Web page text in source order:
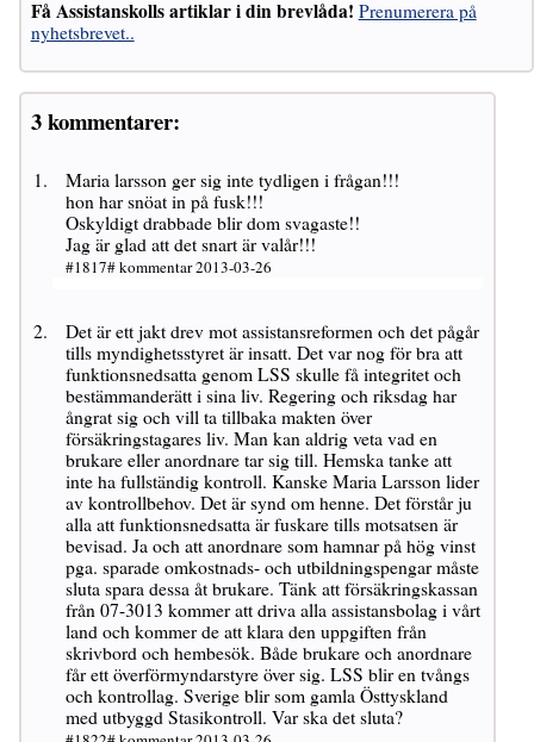
Få Assistanskolls artiklar i din brevlåda! Prenumerera på
nyhetsbrevet..
3 kommentarer:
Maria larsson ger sig inte tydligen i frågan!!!
hon har snöat in på fusk!!!
Oskyldigt drabbade blir dom svagaste!!
Jag är glad att det snart är valår!!!
#1817# kommentar 2013-03-26
Det är ett jakt drev mot assistansreformen och det pågår
tills myndighetsstyret är insatt. Det var nog för bra att
funktionsnedsatta genom LSS skulle få integritet och
bestämmanderätt i sina liv. Regering och riksdag har
ångrat sig och vill ta tillbaka makten över
försäkringstagares liv. Man kan aldrig veta vad en
brukare eller anordnare tar sig till. Hemska tanke att
inte ha fullständig kontroll. Kanske Maria Larsson lider
av kontrollbehov. Det är synd om henne. Det förstår ju
alla att funktionsnedsatta är fuskare tills motsatsen är
bevisad. Ja och att anordnare som hamnar på hög vinst
pga. sparade omkostnads- och utbildningspengar måste
sluta spara dessa åt brukare. Tänk att försäkringskassan
från 07-3013 kommer att driva alla assistansbolag i vårt
land och kommer de att klara den uppgiften från
skrivbord och hembesök. Både brukare och anordnare
får ett överförmyndarstyre över sig. LSS blir en tvångs
och kontrollag. Sverige blir som gamla Östtyskland
med utbyggd Stasikontroll. Var ska det sluta?